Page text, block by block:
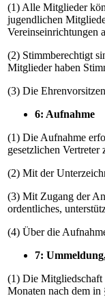
(1) Alle Mitglieder
jugendlichen
Vereinseinrichtungen
(2) Stimmberechtigt
Mitglieder haben
(3) Die
6: Aufnahme
(1) Die Aufnahme
gesetzlichen Vertreter
(2) Mit der
(3) Mit Zugang der
ordentliches,
(4) Über die
7:
(1) Die Mitgliedschaft
Monaten nach dem in